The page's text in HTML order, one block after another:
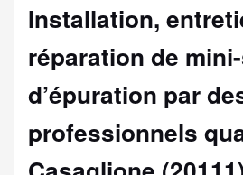
Installation,
réparation de
d’épuration par
professionnels